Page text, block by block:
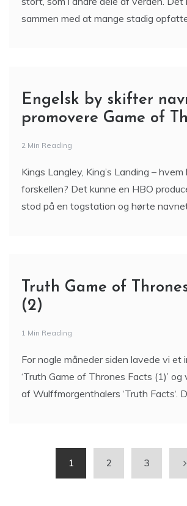
sammen med at mange stadig
Engelsk by skifter
promovere Game of
2 Min Reading
Kings Langley, King’s Landing – hvem
forskellen? Det kunne en HBO
stod på en togstation og hørte
Truth Game of
(2)
1 Min Reading
For nogle måneder siden lavede vi et
‘Truth Game of Thrones Facts (1)’
af Wulffmorgenthalers ‘Truth Facts‘.
1 2 3